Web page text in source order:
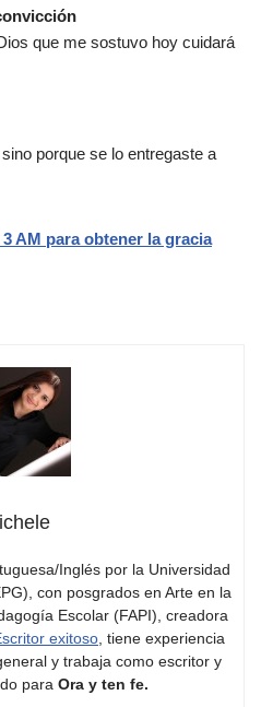
que me sostuvo hoy cuidará
porque se lo entregaste a
AM para obtener la gracia
Inglés por la Universidad
con posgrados en Arte en la
Escolar (FAPI), creadora
exitoso , tiene experiencia
y trabaja como escritor y
para Ora y ten fe.